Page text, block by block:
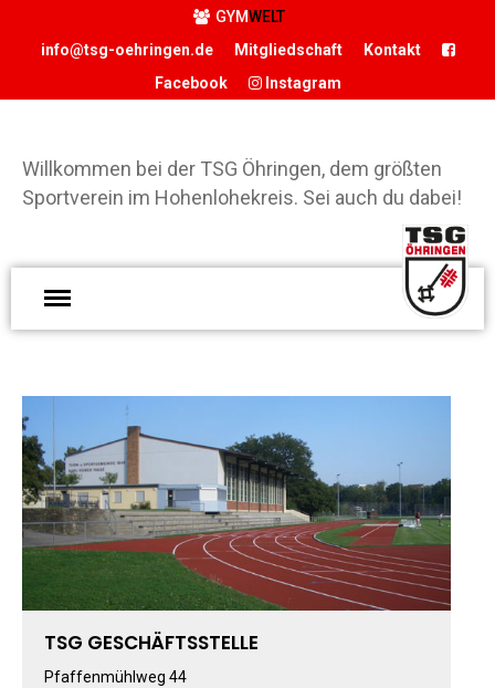
START
Förderverein
Hamballe
ABTEILUNGEN
Basketball
Boxen
Fitness-, Skigymnastik
GYMWELT
info@tsg-oehringen.de
Mitgliedschaft
Kontakt
Facebook
Instagram
Willkommen bei der TSG Öhringen, dem größten
Sportverein im Hohenlohekreis. Sei auch du dabei!
TSG GESCHÄFTSSTELLE
Pfaffenmühlweg 44